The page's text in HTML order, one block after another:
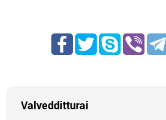
Valvedditturai